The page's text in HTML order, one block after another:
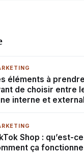
éléments à
de choisir entre
interne et
Shop : qu’est-
ça fonctionne